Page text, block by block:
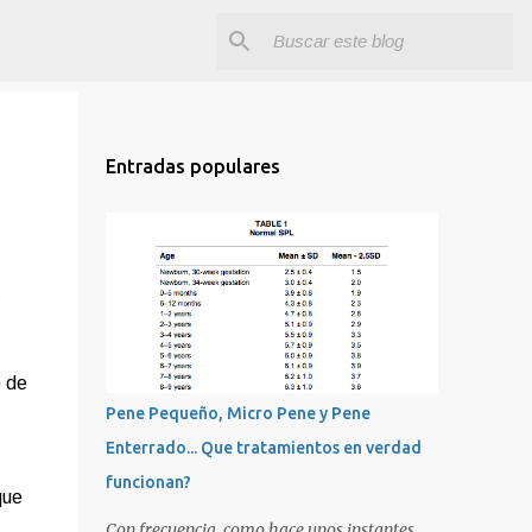
de
Entradas populares
Pene Pequeño, Micro Pene y Pene
Enterrado... Que tratamientos en verdad
funcionan?